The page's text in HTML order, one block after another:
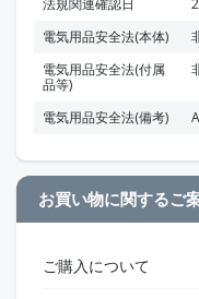
電気用品安全法(本体)
電気用品安全法(付属
品等)
電気用品安全法(備考)
お買い物に関するご
ご購入について